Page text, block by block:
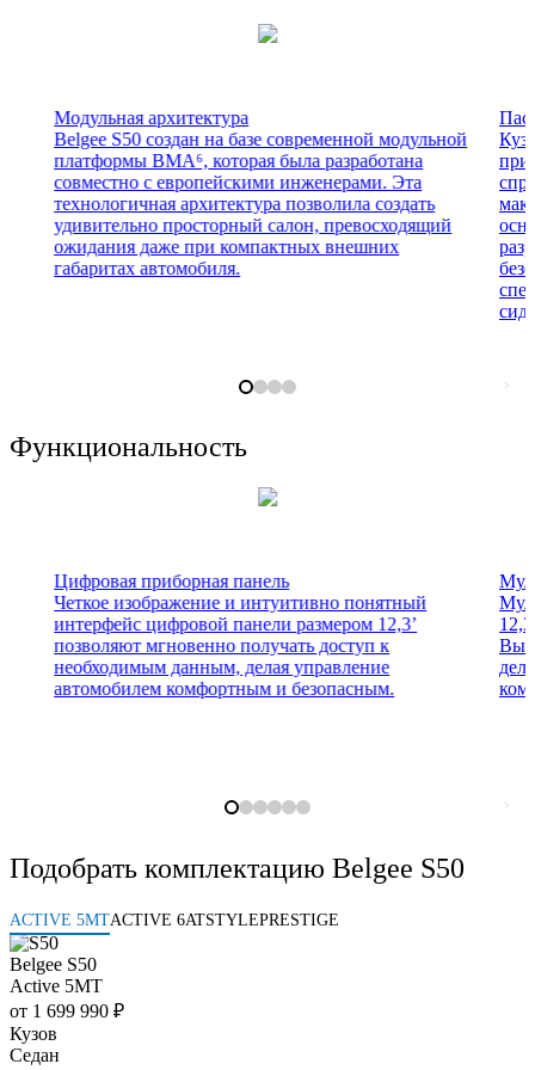
Модульная архитектура
Belgee S50 создан на базе современной модульной
платформы BMA⁶, которая была разработана
совместно с европейскими инженерами. Эта
технологичная архитектура позволила создать
удивительно просторный салон, превосходящий
ожидания даже при компактных внешних
габаритах автомобиля.
Функциональность
Цифровая приборная панель
Четкое изображение и интуитивно понятный
интерфейс цифровой панели размером 12,3’
позволяют мгновенно получать доступ к
необходимым данным, делая управление
автомобилем комфортным и безопасным.
Подобрать комплектацию Belgee S50
ACTIVE 5MTACTIVE 6ATSTYLEPRESTIGE
Belgee S50
Active 5MT
от 1 699 990 ₽
Кузов
Седан